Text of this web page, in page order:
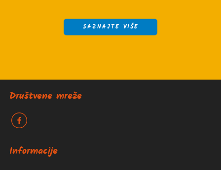
SAZNAJTE VIŠE
Društvene mreže
k
Informacije